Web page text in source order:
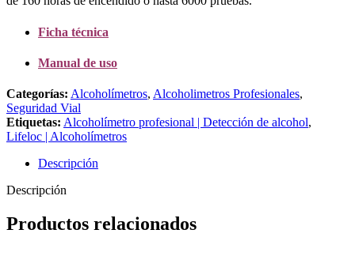
Ficha técnica
Manual de uso
Categorías: Alcoholímetros, Alcoholimetros Profesionales,
Seguridad Vial
Etiquetas: Alcoholímetro profesional | Detección de alcohol,
Lifeloc | Alcoholímetros
Descripción
Descripción
Productos relacionados